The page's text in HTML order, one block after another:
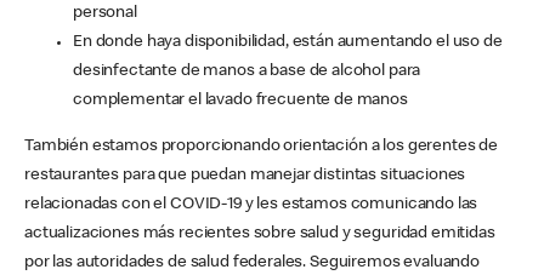
personal
En donde haya disponibilidad, están aumentando el uso de
desinfectante de manos a base de alcohol para
complementar el lavado frecuente de manos
También estamos proporcionando orientación a los gerentes de
restaurantes para que puedan manejar distintas situaciones
relacionadas con el COVID-19 y les estamos comunicando las
actualizaciones más recientes sobre salud y seguridad emitidas
por las autoridades de salud federales. Seguiremos evaluando